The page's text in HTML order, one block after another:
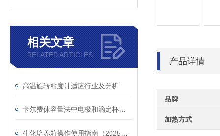
相关文章
RELATED ARTICLES
高温旋转粘度计适应行业及分析
产品详情
品牌
加热方式